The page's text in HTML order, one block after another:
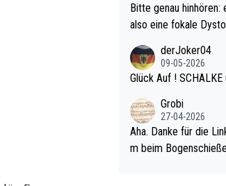
Bitte genau hinhören:
also eine fokale
werden, im Arm hat.
aube immer noch,
d diese könnten teils
e man nur zum
derJoker04
09-05-2026
Glück Auf !
Grobi
27-04-2026
Aha. Danke für die
m beim